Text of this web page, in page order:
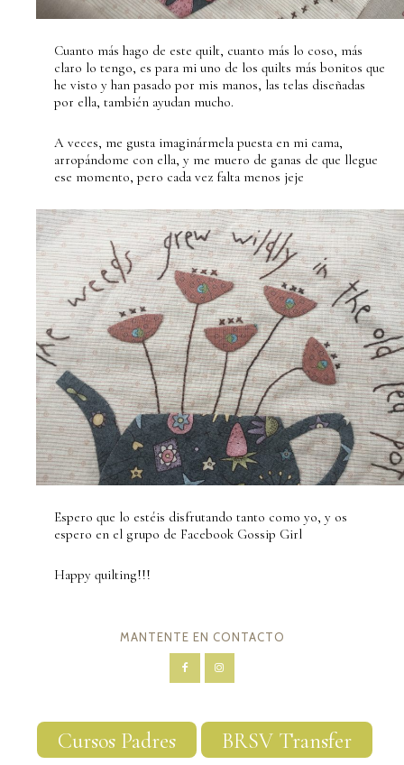
Cuanto más hago de este quilt, cuanto más lo coso, más
claro lo tengo, es para mi uno de los quilts más bonitos que
he visto y han pasado por mis manos, las telas diseñadas
por ella, también ayudan mucho.
A veces, me gusta imaginármela puesta en mi cama,
arropándome con ella, y me muero de ganas de que llegue
ese momento, pero cada vez falta menos jeje
Espero que lo estéis disfrutando tanto como yo, y os
espero en el grupo de Facebook Gossip Girl
Happy quilting!!!
MANTENTE EN CONTACTO
Cursos Padres BRSV Transfer